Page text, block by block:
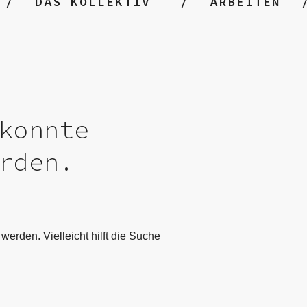
Vielleicht hilft die Suche